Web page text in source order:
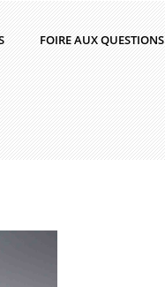
FOIRE AUX QUESTIONS